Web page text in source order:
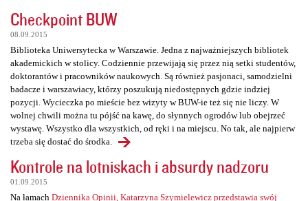
Checkpoint BUW
08.09.2015
Biblioteka Uniwersytecka w Warszawie. Jedna z najważniejszych bibliotek
akademickich w stolicy. Codziennie przewijają się przez nią setki studentów,
doktorantów i pracowników naukowych. Są również pasjonaci, samodzielni
badacze i warszawiacy, którzy poszukują niedostępnych gdzie indziej
pozycji. Wycieczka po mieście bez wizyty w BUW-ie też się nie liczy. W
wolnej chwili można tu pójść na kawę, do słynnych ogrodów lub obejrzeć
wystawę. Wszystko dla wszystkich, od ręki i na miejscu. No tak, ale najpierw
trzeba się dostać do środka.
Kontrole na lotniskach i absurdy nadzoru
01.09.2015
Na łamach Dziennika Opinii, Katarzyna Szymielewicz przedstawia swój